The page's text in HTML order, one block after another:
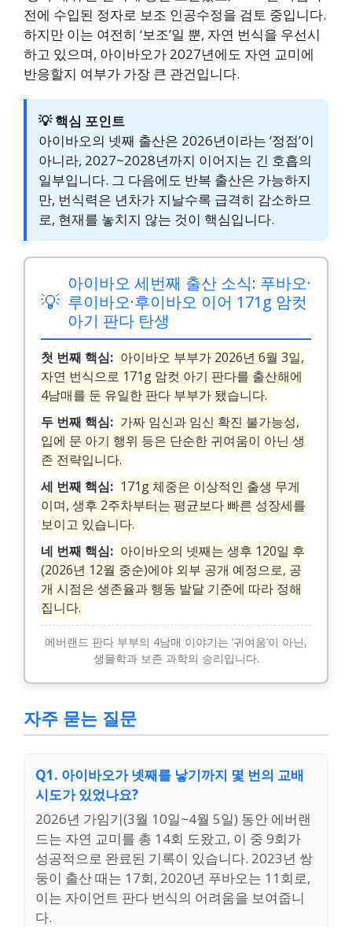
전에 수입된 정자로 보조 인공수정을 검토 중입니다.
하지만 이는 여전히 ‘보조’일 뿐, 자연 번식을 우선시
하고 있으며, 아이바오가 2027년에도 자연 교미에
반응할지 여부가 가장 큰 관건입니다.
💡 핵심 포인트
아이바오의 넷째 출산은 2026년이라는 ‘정점’이
아니라, 2027~2028년까지 이어지는 긴 호흡의
일부입니다. 그 다음에도 반복 출산은 가능하지
만, 번식력은 년차가 지날수록 급격히 감소하므
로, 현재를 놓치지 않는 것이 핵심입니다.
💡
아이바오 세번째 출산 소식: 푸바오·
루이바오·후이바오 이어 171g 암컷
아기 판다 탄생
첫 번째 핵심: 아이바오 부부가 2026년 6월 3일,
자연 번식으로 171g 암컷 아기 판다를 출산해에
4남매를 둔 유일한 판다 부부가 됐습니다.
두 번째 핵심: 가짜 임신과 임신 확진 불가능성,
입에 문 아기 행위 등은 단순한 귀여움이 아닌 생
존 전략입니다.
세 번째 핵심: 171g 체중은 이상적인 출생 무게
이며, 생후 2주차부터는 평균보다 빠른 성장세를
보이고 있습니다.
네 번째 핵심: 아이바오의 넷째는 생후 120일 후
(2026년 12월 중순)에야 외부 공개 예정으로, 공
개 시점은 생존율과 행동 발달 기준에 따라 정해
집니다.
에버랜드 판다 부부의 4남매 이야기는 ‘귀여움’이 아닌,
생물학과 보존 과학의 승리입니다.
자주 묻는 질문
Q1. 아이바오가 넷째를 낳기까지 몇 번의 교배
시도가 있었나요?
2026년 가임기(3월 10일~4월 5일) 동안 에버랜
드는 자연 교미를 총 14회 도왔고, 이 중 9회가
성공적으로 완료된 기록이 있습니다. 2023년 쌍
둥이 출산 때는 17회, 2020년 푸바오는 11회로,
이는 자이언트 판다 번식의 어려움을 보여줍니
다.